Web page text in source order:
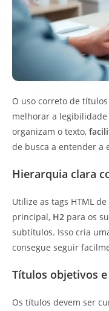
O uso correto de
melhorar a legibilidade
organizam o texto,
de busca a entender a
Hierarquia clara
Utilize as tags HTML
principal, H2 para os
subtítulos. Isso cria
consegue seguir
Títulos objetivos
Os títulos devem ser